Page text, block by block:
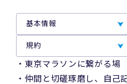
基本情報
規約
・東京マラソンに繋がる場
・仲間と切磋琢磨し、自己